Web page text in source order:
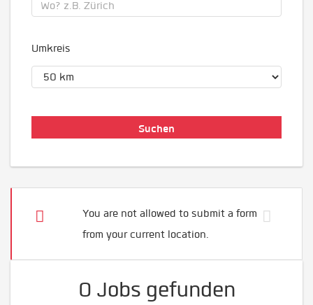
Umkreis
You are not allowed to submit a form
from your current location.
0 Jobs gefunden